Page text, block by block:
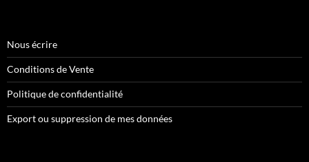
Nous écrire
Conditions de Vente
Politique de confidentialité
Export ou suppression de mes données